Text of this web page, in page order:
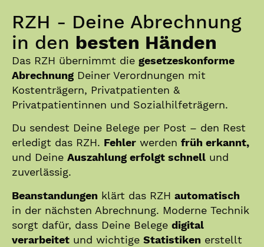
RZH - Deine Abrechnung
in den besten Händen
Das RZH übernimmt die gesetzeskonforme
Abrechnung Deiner Verordnungen mit
Kostenträgern, Privatpatienten &
Privatpatientinnen und Sozialhilfeträgern.
Du sendest Deine Belege per Post – den Rest
erledigt das RZH. Fehler werden früh erkannt,
und Deine Auszahlung erfolgt schnell und
zuverlässig.
Beanstandungen klärt das RZH automatisch
in der nächsten Abrechnung. Moderne Technik
sorgt dafür, dass Deine Belege digital
verarbeitet und wichtige Statistiken erstellt